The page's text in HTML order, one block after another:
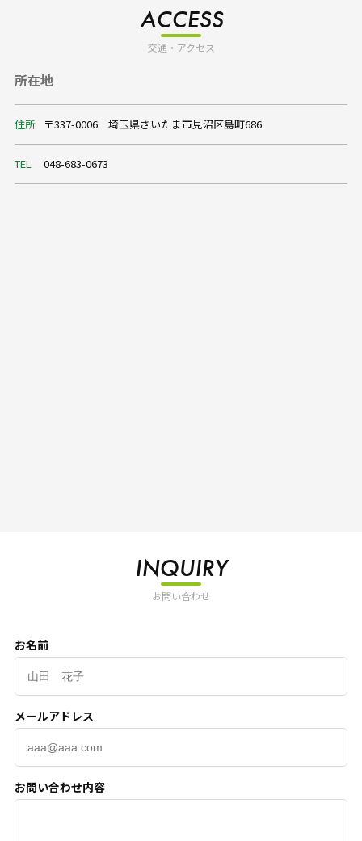
ACCESS
交通・アクセス
所在地
住所 〒337-0006 埼玉県さいたま市見沼区島町686
TEL 048-683-0673
INQUIRY
お問い合わせ
お名前
メールアドレス
お問い合わせ内容